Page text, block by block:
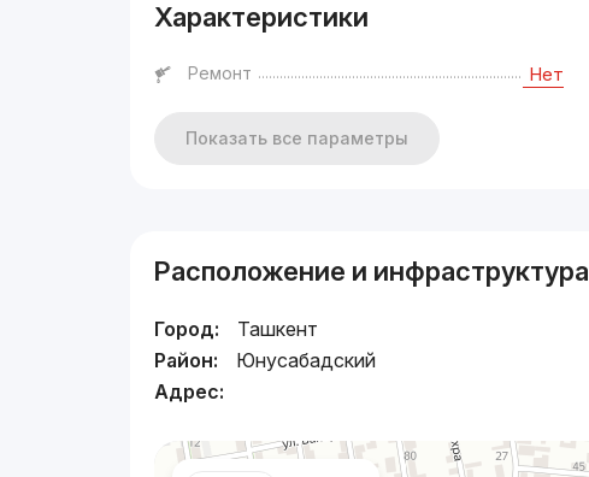
Характеристики
Ремонт Нет
Показать все параметры
Расположение и инфраструктура
Город:
Ташкент
Район:
Юнусабадский
Адрес: